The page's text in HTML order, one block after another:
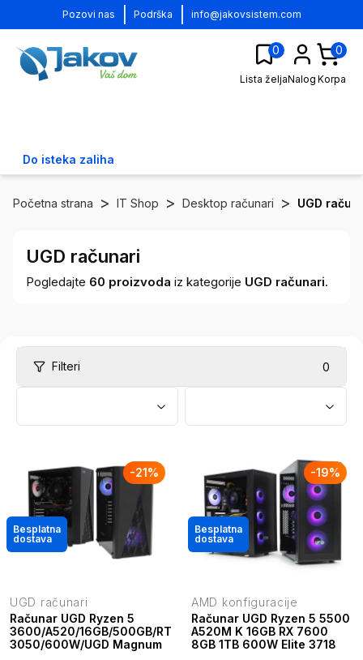
Pozovi nas Podrška info@jakovsistem.com
0
Lista željaNalog
0
Korpa
Do isteka zaliha
Početna strana > IT Shop > Desktop računari > UGD
UGD računari
Pogledajte 60 proizvoda iz kategorije UGD računari.
Filteri 0
-21%
Besplatna
dostava
UGD računari
Računar UGD Ryzen 5
3600/A520/16GB/500GB/RTX
3050/600W/UGD Magnum
-19%
Besplatna
dostava
AMD konfiguracije
Računar UGD Ryzen 5 5500
A520M K 16GB RX 7600
8GB 1TB 600W Elite 3718